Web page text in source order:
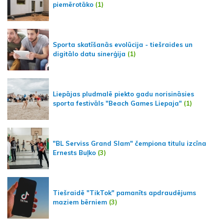
piemērotāko (1)
Sporta skatīšanās evolūcija - tiešraides un
digitālo datu sinerģija (1)
Liepājas pludmalē piekto gadu norisināsies
sporta festivāls "Beach Games Liepaja" (1)
"BL Serviss Grand Slam" čempiona titulu izcīna
Ernests Buļko (3)
Tiešraidē "TikTok" pamanīts apdraudējums
maziem bērniem (3)